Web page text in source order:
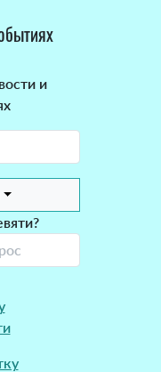
и